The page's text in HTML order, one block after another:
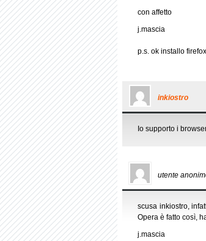
con affetto
j.mascia
p.s. ok installo firefox
inkiostro
Io supporto i
utente
scusa inkiostro,
Opera è fatto così,
j.mascia